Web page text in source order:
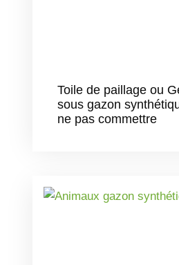
Toile de paillage ou
sous gazon
ne pas commettre